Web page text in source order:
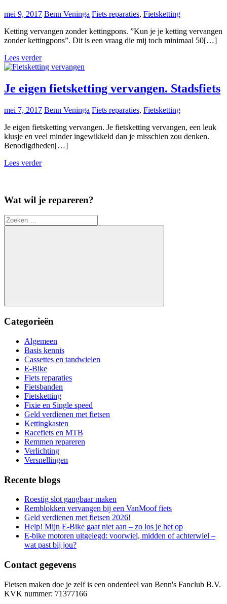
mei 9, 2017 Benn Veninga Fiets reparaties, Fietsketting
Ketting vervangen zonder kettingpons. ”Kun je je ketting vervangen
zonder kettingpons”. Dit is een vraag die mij toch minimaal 50[…]
Lees verder
Je eigen fietsketting vervangen. Stadsfiets
mei 7, 2017 Benn Veninga Fiets reparaties, Fietsketting
Je eigen fietsketting vervangen. Je fietsketting vervangen, een leuk
klusje en veel minder ingewikkeld dan je misschien zou denken.
Benodigdheden[…]
Lees verder
Wat wil je repareren?
Zoeken
naar:
Zoeken
Categorieën
Algemeen
Basis kennis
Cassettes en tandwielen
E-Bike
Fiets reparaties
Fietsbanden
Fietsketting
Fixie en Single speed
Geld verdienen met fietsen
Kettingkasten
Racefiets en MTB
Remmen repareren
Verlichting
Versnellingen
Recente blogs
Roestig slot gangbaar maken
Remblokken vervangen bij een VanMoof fiets
Geld verdienen met fietsen 2026!
Help! Mijn E-Bike gaat niet aan – zo los je het op
E-bike motoren uitgelegd: voorwiel, midden of achterwiel –
wat past bij jou?
Contact gegevens
Fietsen maken doe je zelf is een onderdeel van Benn's Fanclub B.V.
KVK nummer: 71377166